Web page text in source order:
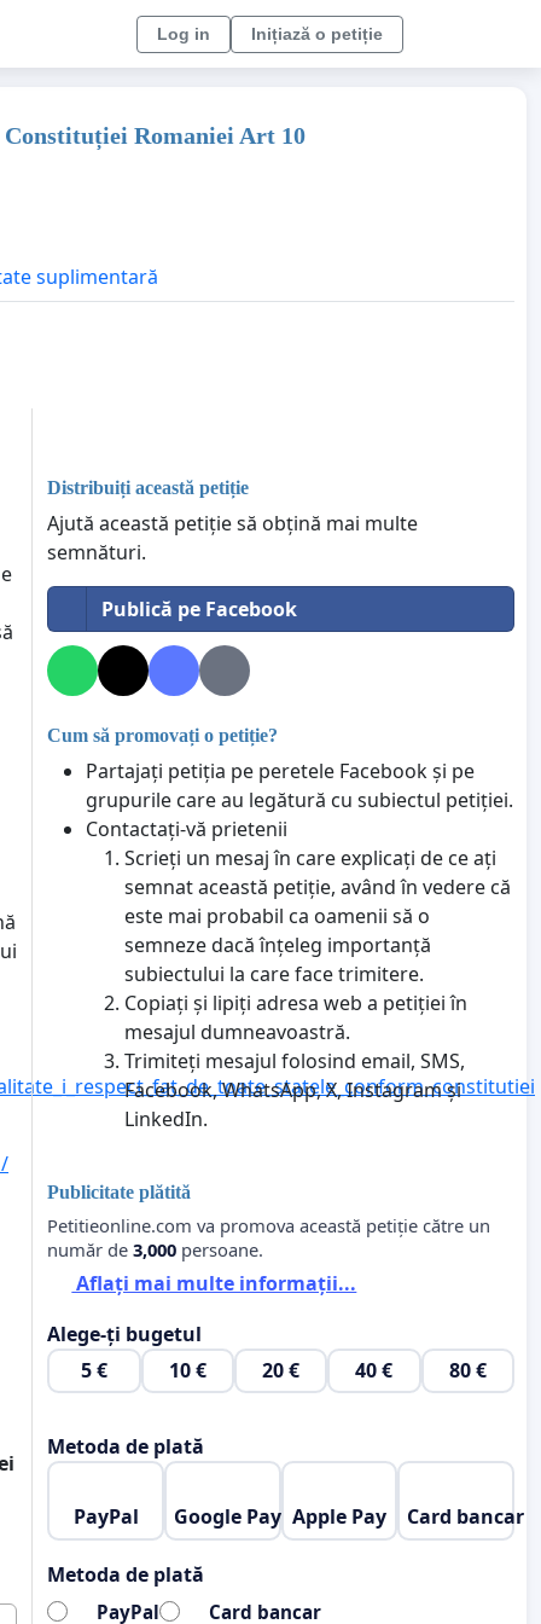
Log in Inițiază o petiție
Constituției Romaniei Art 10
suplimentară
Distribuiți această petiție
Ajută această petiție să obțină mai multe
semnături.
Publică pe Facebook
Cum să promovați o petiție?
Partajați petiția pe peretele Facebook și pe
grupurile care au legătură cu subiectul petiției.
Contactați-vă prietenii
Scrieți un mesaj în care explicați de ce ați
semnat această petiție, având în vedere că
este mai probabil ca oamenii să o
semneze dacă înțeleg importanță
subiectului la care face trimitere.
Copiați și lipiți adresa web a petiției în
mesajul dumneavoastră.
Trimiteți mesajul folosind email, SMS,
Facebook, WhatsApp, X, Instagram și
LinkedIn.
Publicitate plătită
Petitieonline.com va promova această petiție către un
număr de3,000 persoane.
Aflați mai multe informații...
Alege-ți bugetul
5 €
10 € 20 € 40 € 80 €
Metoda de plată
PayPal Google Pay Apple Pay Card bancar
Metoda de plată
PayPal Card bancar